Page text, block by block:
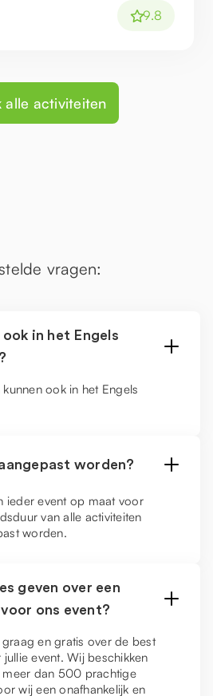
9.8
alle activiteiten
vragen:
in het Engels
ook in het Engels
worden?
ieder event op maat voor
van alle activiteiten
worden.
geven over een
ons event?
en gratis over de best
event. Wij beschikken
dan 500 prachtige
wij een onafhankelijk en